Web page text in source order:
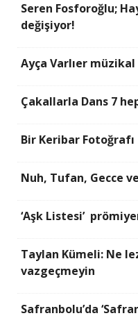
Seren Fosforoğlu;
değişiyor!
Ayça Varlıer müzikal
Çakallarla Dans 7
Bir Keribar Fotoğrafı
Nuh, Tufan, Gecce ve
‘Aşk Listesi’
Taylan Kümeli: Ne
vazgeçmeyin
Safranbolu’da